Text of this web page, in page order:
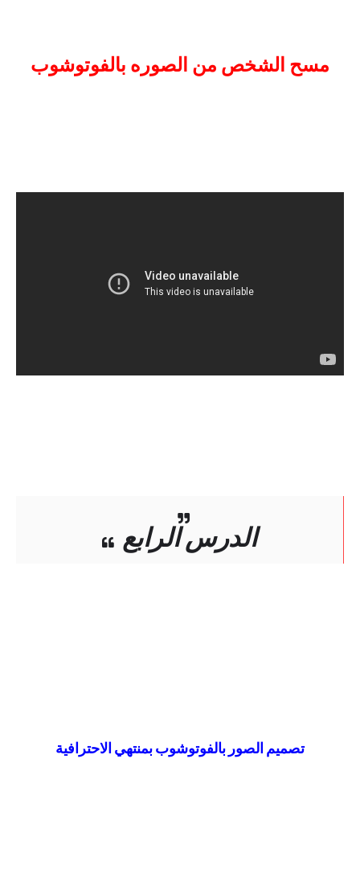
مسح الشخص من الصوره بالفوتوشوب
الدرس الرابع
تصميم الصور بالفوتوشوب بمنتهي الاحترافية